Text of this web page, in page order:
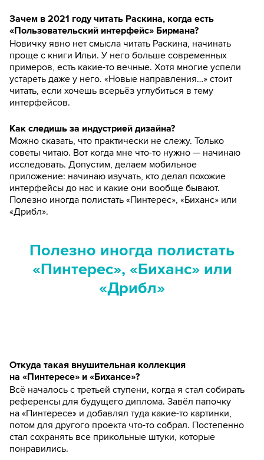
Зачем в 2021 году читать Раскина, когда есть
«Пользовательский интерфейс» Бирмана?
Новичку явно нет смысла читать Раскина, начинать
проще с книги Ильи. У него больше современных
примеров, есть какие-то вечные. Хотя многие успели
устареть даже у него. «Новые направления…» стоит
читать, если хочешь всерьёз углубиться в тему
интерфейсов.
Как следишь за индустрией дизайна?
Можно сказать, что практически не слежу. Только
советы читаю. Вот когда мне что-то нужно — начинаю
исследовать. Допустим, делаем мобильное
приложение: начинаю изучать, кто делал похожие
интерфейсы до нас и какие они вообще бывают.
Полезно иногда полистать «Пинтерес», «Биханс» или
«Дрибл».
Полезно иногда полистать
«Пинтерес», «Биханс» или
«Дрибл»
Откуда такая внушительная коллекция
на «Пинтересе» и «Бихансе»?
Всё началось с третьей ступени, когда я стал собирать
референсы для будущего диплома. Завёл папочку
на «Пинтересе» и добавлял туда какие-то картинки,
потом для другого проекта что-то собрал. Постепенно
стал сохранять все прикольные штуки, которые
понравились.